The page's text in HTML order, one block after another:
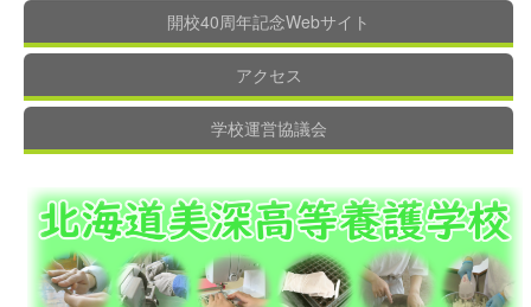
開校40周年記念Webサイト
アクセス
学校運営協議会